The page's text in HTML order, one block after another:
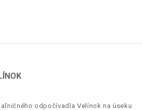
odpočívadla Velínok na úseku